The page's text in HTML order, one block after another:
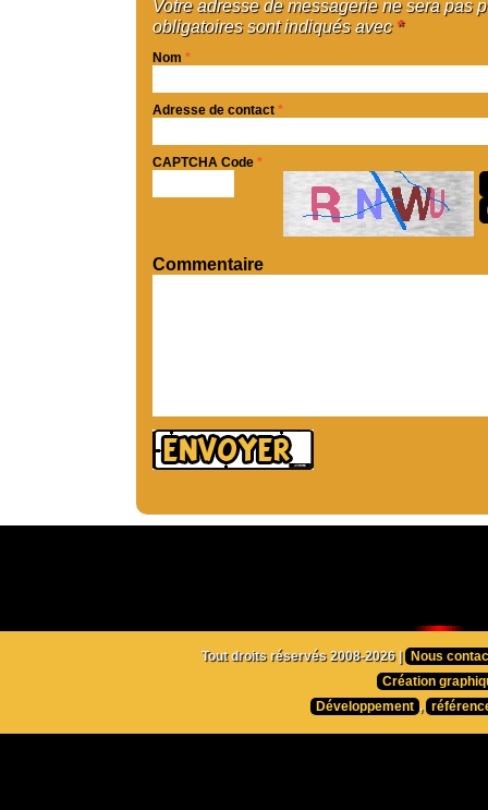
Votre adresse de messagerie ne sera pas
obligatoires sont indiqués avec *
Nom *
Adresse de contact *
CAPTCHA Code *
Commentaire
Tout droits réservés 2008-2026 |
Nous
Création
Développement ,